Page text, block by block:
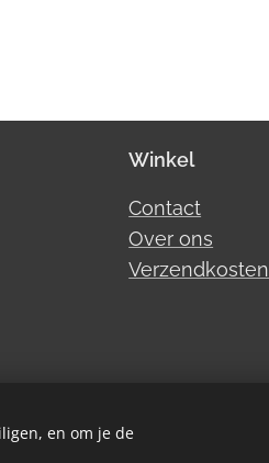
Winkel
Contact
Over ons
Verzendkosten
en om je de